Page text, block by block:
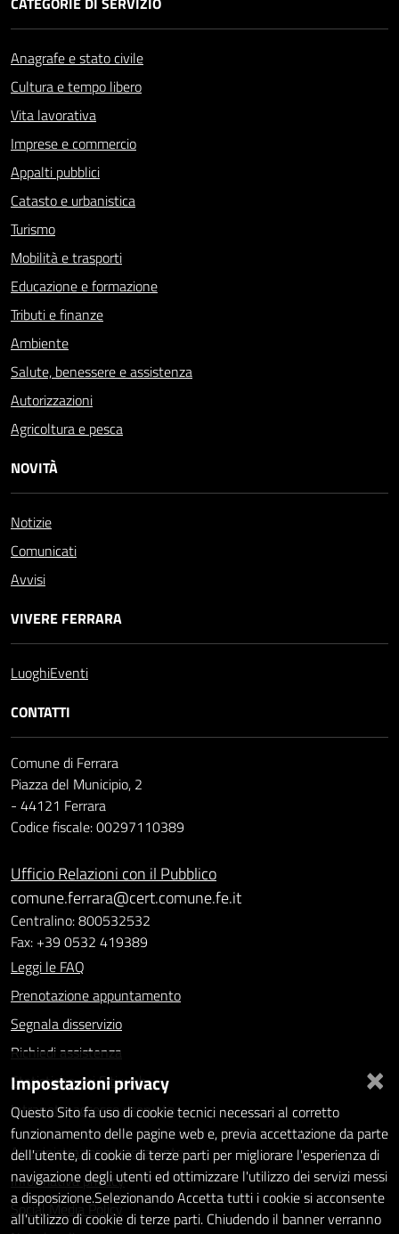
Anagrafe e stato civile
Cultura e tempo libero
Vita lavorativa
Imprese e commercio
Appalti pubblici
Catasto e urbanistica
Turismo
Mobilità e trasporti
Educazione e formazione
Tributi e finanze
Ambiente
Salute, benessere e assistenza
Autorizzazioni
Agricoltura e pesca
NOVITÀ
Notizie
Comunicati
Avvisi
VIVERE FERRARA
LuoghiEventi
CONTATTI
Comune di Ferrara
Piazza del Municipio, 2
- 44121 Ferrara
Codice fiscale: 00297110389
Ufficio Relazioni con il Pubblico
comune.ferrara@cert.comune.fe.it
Centralino: 800532532
Fax: +39 0532 419389
Leggi le FAQ
Prenotazione appuntamento
Segnala disservizio
Richiedi assistenza
Statistiche dei Siti web
Intranet - accesso riservato
Amministrazione trasparente
Informativa privacy
Social Media Policy
×
Impostazioni privacy
Questo Sito fa uso di cookie tecnici necessari al corretto
funzionamento delle pagine web e, previa accettazione da parte
dell'utente, di cookie di terze parti per migliorare l'esperienza di
navigazione degli utenti ed ottimizzare l'utilizzo dei servizi messi
a disposizione.Selezionando Accetta tutti i cookie si acconsente
all'utilizzo di cookie di terze parti. Chiudendo il banner verranno